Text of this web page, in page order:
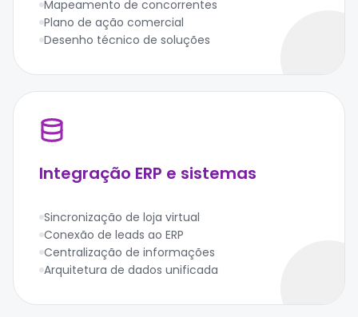
Mapeamento de concorrentes
Plano de ação comercial
Desenho técnico de soluções
Integração ERP e sistemas
Sincronização de loja virtual
Conexão de leads ao ERP
Centralização de informações
Arquitetura de dados unificada